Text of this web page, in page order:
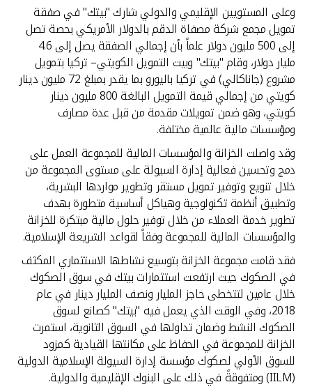
وعلى المستويين الإقليمي والدولي شارك "بيتك" في صفقة
تمويل مجمع شركة مصفاة الدقم بالدولار الأمريكي بحصة تصل
إلى 500 مليون دولار علماً بأن إجمالي الصفقة يصل إلى 4.6
مليار دولار، وقام "بيتك" وبيت التمويل الكويتي– تركيا بتمويل
مشروع (جاناكالي) في تركيا باليورو بما يقدر بمبلغ 72 مليون دينار
كويتي من إجمالي قيمة التمويل البالغة 800 مليون دينار
كويتي، وهو ضمن تمويلات مقدمة من قبل عدة مصارف
ومؤسسات مالية عالمية مختلفة.
وقد واصلت الخزانة والمؤسسات المالية للمجموعة العمل على
دمج وتحسين فعالية إدارة السيولة على مستوى المجموعة من
خلال تنويع وتوفير تمويل مستقر وتطوير مواردها البشرية،
وتطبيق أنظمة تكنولوجية وهياكل أساسية متطورة بهدف
تطوير خدمة العملاء من خلال توفير حلول مالية مبتكرة للخزانة
والمؤسسات المالية للمجموعة وفقاً لقواعد الشريعة الإسلامية.
فقد قامت مجموعة الخزانة بتوسيع نشاطها الاستثماري المكثف
في الصكوك حيث ارتفعت استثمارات بيتك في سوق الصكوك
خلال عامين لتتخطى حاجز المليار ونصف المليار دينار في عام
2018، وفي الوقت الذي يعمل فيه "بيتك" كصانع لسوق
الصكوك النشط وضمان تداولها في السوق الثانوية، استمرت
الخزانة للمجموعة في الحفاظ على مكانتها القيادية كمزود
للسوق الأولي لصكوك مؤسسة إدارة السيولة الإسلامية الدولية
(IILM) ومتفوقةً في ذلك على البنوك الإقليمية والدولية.